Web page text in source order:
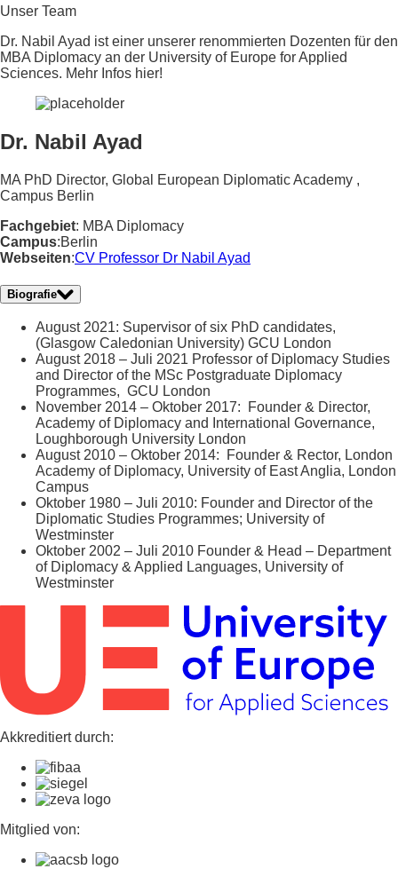
Unser Team
Dr. Nabil Ayad ist einer unserer renommierten Dozenten für den
MBA Diplomacy an der University of Europe for Applied
Sciences. Mehr Infos hier!
Dr. Nabil Ayad
MA PhD Director, Global European Diplomatic Academy ,
Campus Berlin
Fachgebiet: MBA Diplomacy
Campus:Berlin
Webseiten:CV Professor Dr Nabil Ayad
Biografie
August 2021: Supervisor of six PhD candidates,
(Glasgow Caledonian University) GCU London
August 2018 – Juli 2021 Professor of Diplomacy Studies
and Director of the MSc Postgraduate Diplomacy
Programmes, GCU London
November 2014 – Oktober 2017: Founder & Director,
Academy of Diplomacy and International Governance,
Loughborough University London
August 2010 – Oktober 2014: Founder & Rector, London
Academy of Diplomacy, University of East Anglia, London
Campus
Oktober 1980 – Juli 2010: Founder and Director of the
Diplomatic Studies Programmes; University of
Westminster
Oktober 2002 – Juli 2010 Founder & Head – Department
of Diplomacy & Applied Languages, University of
Westminster
Akkreditiert durch:
Mitglied von: